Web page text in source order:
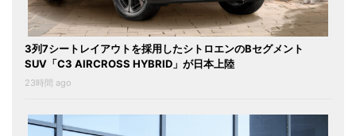
3列7シートレイアウトを採用したシトロエンのBセグメント
SUV「C3 AIRCROSS HYBRID」が日本上陸
23時間 ago